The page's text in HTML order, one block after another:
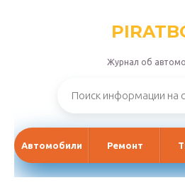
Журнал об
Автомобили Ремонт